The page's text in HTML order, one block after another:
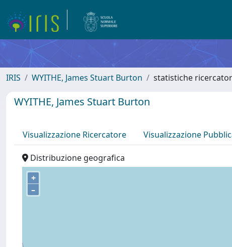
IRIS WYITHE, James Stuart Burton statistiche
WYITHE, James Stuart Burton
Visualizzazione Ricercatore Visualizzazione
Distribuzione geografica
+
–